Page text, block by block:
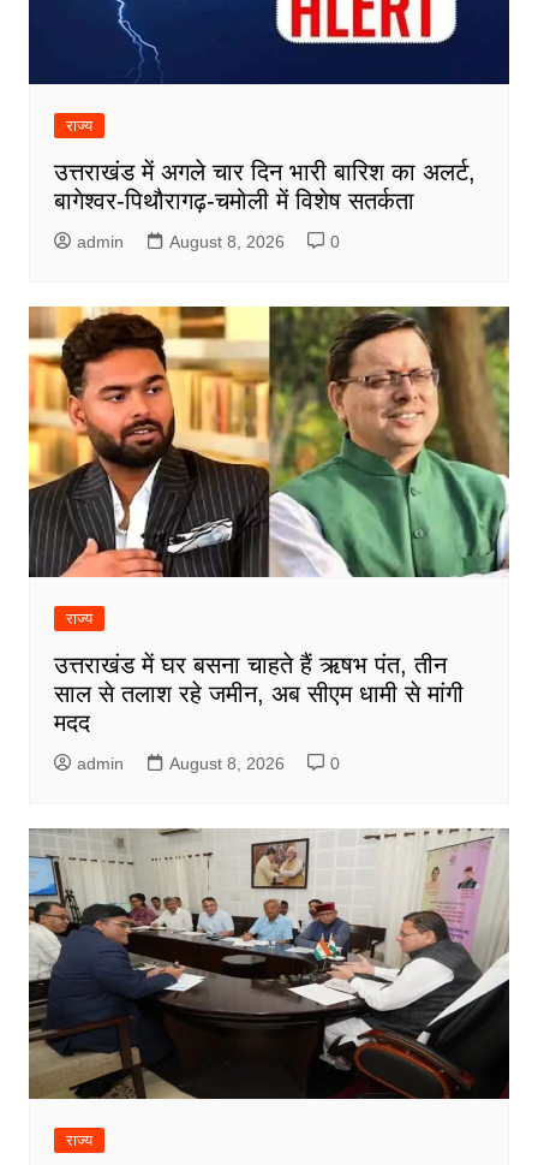
राज्य
उत्तराखंड में अगले चार दिन भारी बारिश का अलर्ट,
बागेश्वर-पिथौरागढ़-चमोली में विशेष सतर्कता
admin August 8, 2026 0
राज्य
उत्तराखंड में घर बसना चाहते हैं ऋषभ पंत, तीन
साल से तलाश रहे जमीन, अब सीएम धामी से मांगी
मदद
admin August 8, 2026 0
राज्य